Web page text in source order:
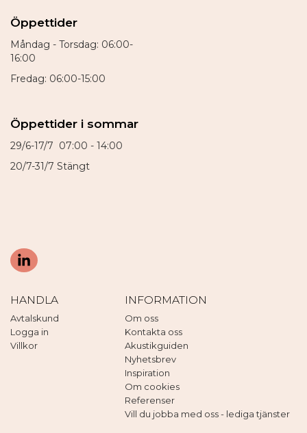
Öppettider
Måndag - Torsdag: 06:00-
16:00
Fredag: 06:00-15:00
Öppettider i sommar
29/6-17/7 07:00 - 14:00
20/7-31/7 Stängt
HANDLA
Avtalskund
Logga in
Villkor
INFORMATION
Om oss
Kontakta oss
Akustikguiden
Nyhetsbrev
Inspiration
Om cookies
Referenser
Vill du jobba med oss - lediga tjänster